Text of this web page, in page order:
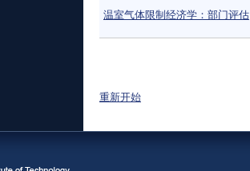
温室气体限制经济学：部门评估
重新开始